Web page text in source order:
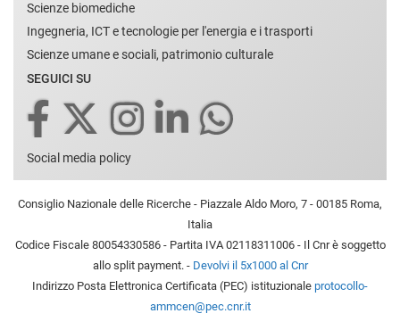
Scienze biomediche
Ingegneria, ICT e tecnologie per l'energia e i trasporti
Scienze umane e sociali, patrimonio culturale
SEGUICI SU
Social media policy
Consiglio Nazionale delle Ricerche - Piazzale Aldo Moro, 7 - 00185 Roma,
Italia
Codice Fiscale 80054330586 - Partita IVA 02118311006 - Il Cnr è soggetto
allo split payment. - Devolvi il 5x1000 al Cnr
Indirizzo Posta Elettronica Certificata (PEC) istituzionale protocollo-
ammcen@pec.cnr.it